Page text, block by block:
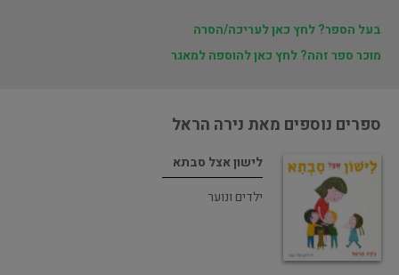
בעל הספר? לחץ כאן לעריכה/הסרה
מוכר ספר זהה? לחץ כאן להוספה למאגר
ספרים נוספים מאת נירה הראל
לישון אצל סבתא
ילדים ונוער